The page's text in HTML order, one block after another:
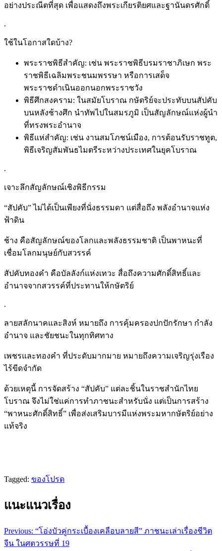
อย่างประณีตที่สุด เพื่อแสดงถึงพระเกียรติยศและฐานันดรศักดิ์
.
ใช้ในโอกาสใดบ้าง?
พระราชพิธีสำคัญ: เช่น พระราชพิธีบรมราชาภิเษก พระ
ราชพิธีเฉลิมพระชนมพรรษา หรือการเสด็จ
พระราชดำเนินออกนอกพระราชวัง
พิธีศึกสงคราม: ในสมัยโบราณ กษัตริย์จะประทับบนสัปคับ
บนหลังช้างศึก นำทัพไปในสมรภูมิ เป็นสัญลักษณ์แห่งผู้นำ
ที่ทรงพระอำนาจ
พิธีแห่สำคัญ: เช่น งานสมโภชน์เมือง, การต้อนรับราชทูต,
พิธีเจริญสัมพันธไมตรีระหว่างประเทศในยุคโบราณ
.
เจาะลึกสัญลักษณ์เชิงพิธีกรรม
“สัปคับ” ไม่ได้เป็นเพียงที่นั่งธรรมดา แต่สื่อถึง พลังอำนาจแห่ง
ฟ้าดิน
ช้าง คือสัญลักษณ์ของโลกและพลังธรรมชาติ เป็นพาหนะที่
เชื่อมโลกมนุษย์กับสวรรค์
สัปคับทองคำ คือบัลลังก์แห่งเทวะ สื่อถึงความศักดิ์สิทธิ์และ
อำนาจจากสวรรค์ที่ประทานให้กษัตริย์
.
ลายสลักนาคและสิงห์ หมายถึง การคุ้มครองปกปักรักษา กำลัง
อำนาจ และชัยชนะในทุกทิศทาง
เพชรและทองคำ ที่ประดับมากมาย หมายถึงความเจริญรุ่งเรือง
ไร้ขีดจำกัด
ด้วยเหตุนี้ การจัดสร้าง “สัปคับ” แต่ละชิ้นในราชสำนักไทย
โบราณ จึงไม่ใช่แค่การทำภาชนะสำหรับนั่ง แต่เป็นการสร้าง
“พาหนะศักดิ์สิทธิ์” เพื่อส่งเสริมบารมีแห่งพระมหากษัตริย์อย่าง
แท้จริง
Tagged: ของโปรด
แนะแนวเรื่อง
Previous: “โอ่งบัวคู่กระเบื้องเคลือบลายสี” ภาชนะเล่าเรื่องชีวิต
จีน ในศตวรรษที่ 19